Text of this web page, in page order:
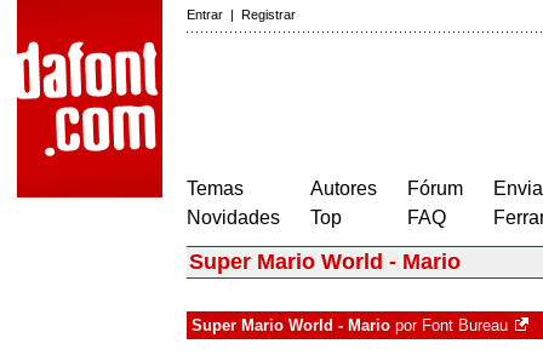
Entrar | Registrar
Temas
Novidades
Autores
Top
Fórum
FAQ
Super Mario World - Mario
Super Mario World - Mario por Font Bureau